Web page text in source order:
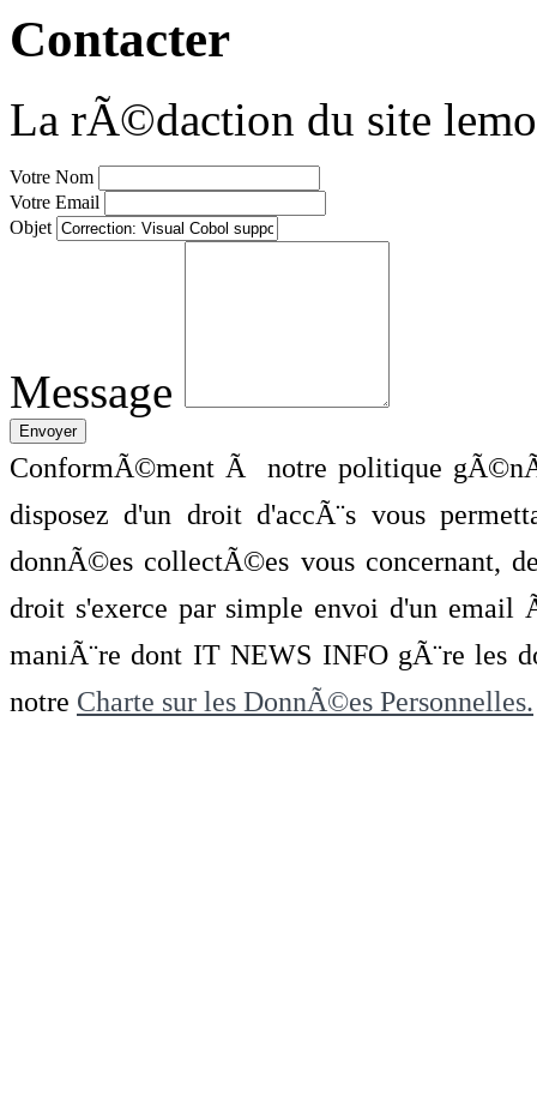
Contacter
La rÃ©daction du site
Votre Nom
Votre Email
Objet
Message
ConformÃ©ment Ã notre politique
disposez d'un droit d'accÃ¨s vous
donnÃ©es collectÃ©es vous concernant,
droit s'exerce par simple envoi d'un
maniÃ¨re dont IT NEWS INFO gÃ¨re les
notre Charte sur les DonnÃ©es Personnelles.